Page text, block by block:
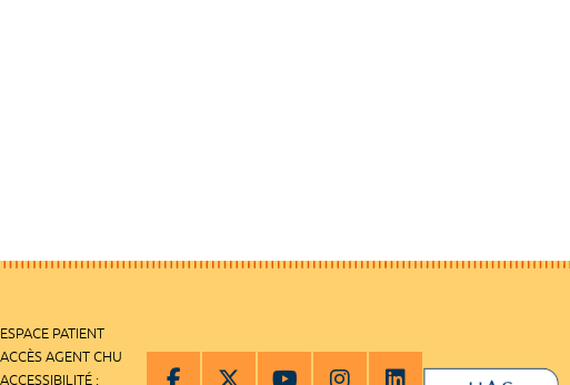
ESPACE PATIENT
ACCÈS AGENT CHU
ACCESSIBILITÉ :